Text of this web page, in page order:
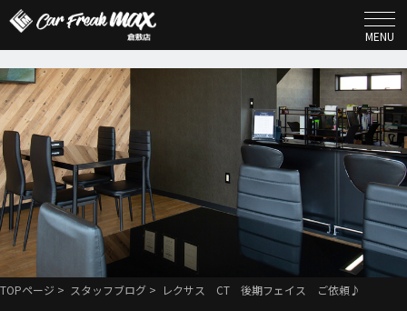
MENU
TOPページ > スタッフブログ > レクサス CT 後期フェイス ご依頼♪